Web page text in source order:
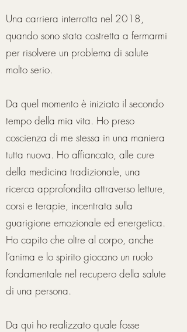
Una carriera interrotta nel 2018,
quando sono stata costretta a fermarmi
per risolvere un problema di salute
molto serio.
Da quel momento è iniziato il secondo
tempo della mia vita. Ho preso
coscienza di me stessa in una maniera
tutta nuova. Ho affiancato, alle cure
della medicina tradizionale, una
ricerca approfondita attraverso letture,
corsi e terapie, incentrata sulla
guarigione emozionale ed energetica.
Ho capito che oltre al corpo, anche
l’anima e lo spirito giocano un ruolo
fondamentale nel recupero della salute
di una persona.
Da qui ho realizzato quale fosse